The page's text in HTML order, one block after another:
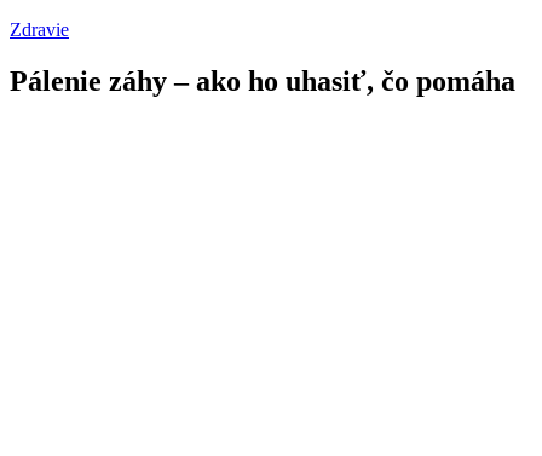
Zdravie
Pálenie záhy – ako ho uhasiť, čo pomáha